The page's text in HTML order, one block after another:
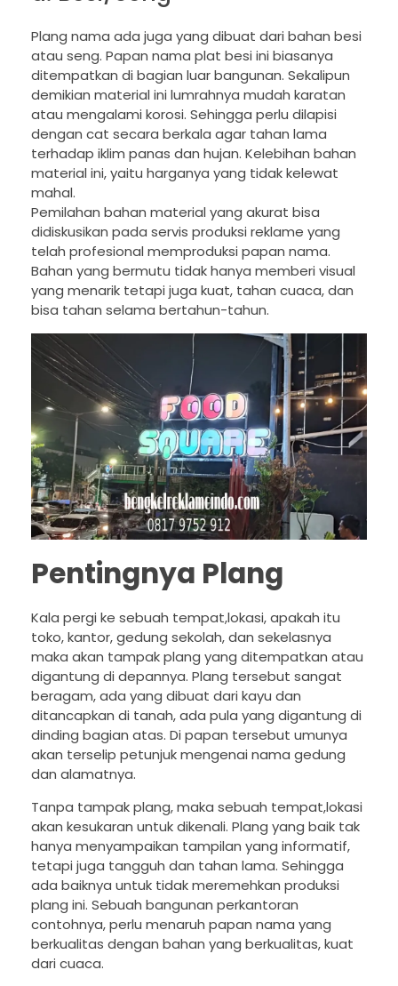
Plang nama ada juga yang dibuat dari bahan besi
atau seng. Papan nama plat besi ini biasanya
ditempatkan di bagian luar bangunan. Sekalipun
demikian material ini lumrahnya mudah karatan
atau mengalami korosi. Sehingga perlu dilapisi
dengan cat secara berkala agar tahan lama
terhadap iklim panas dan hujan. Kelebihan bahan
material ini, yaitu harganya yang tidak kelewat
mahal.
Pemilahan bahan material yang akurat bisa
didiskusikan pada servis produksi reklame yang
telah profesional memproduksi papan nama.
Bahan yang bermutu tidak hanya memberi visual
yang menarik tetapi juga kuat, tahan cuaca, dan
bisa tahan selama bertahun-tahun.
Pentingnya Plang
Kala pergi ke sebuah tempat,lokasi, apakah itu
toko, kantor, gedung sekolah, dan sekelasnya
maka akan tampak plang yang ditempatkan atau
digantung di depannya. Plang tersebut sangat
beragam, ada yang dibuat dari kayu dan
ditancapkan di tanah, ada pula yang digantung di
dinding bagian atas. Di papan tersebut umunya
akan terselip petunjuk mengenai nama gedung
dan alamatnya.
Tanpa tampak plang, maka sebuah tempat,lokasi
akan kesukaran untuk dikenali. Plang yang baik tak
hanya menyampaikan tampilan yang informatif,
tetapi juga tangguh dan tahan lama. Sehingga
ada baiknya untuk tidak meremehkan produksi
plang ini. Sebuah bangunan perkantoran
contohnya, perlu menaruh papan nama yang
berkualitas dengan bahan yang berkualitas, kuat
dari cuaca.